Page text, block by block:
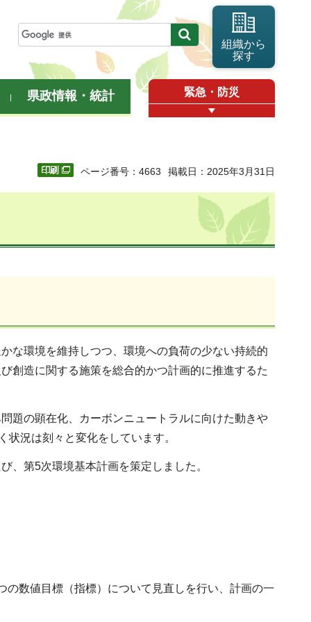
組織から
探す
県政情報・統計 緊急・防災
ページ番号：4663 掲載日：2025年3月31日
な環境を維持しつつ、環境への負荷の少ない持続的
創造に関する施策を総合的かつ計画的に推進するた
題の顕在化、カーボンニュートラルに向けた動きや
況は刻々と変化をしています。
、第5次環境基本計画を策定しました。
数値目標（指標）について見直しを行い、計画の一